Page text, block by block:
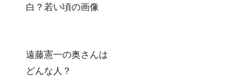
白？若い頃の画像
遠藤憲一の奥さんは
どんな人？